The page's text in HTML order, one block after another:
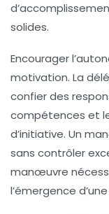
solides.
Encourager
motivation. La
confier des
compétences et
d’initiative. Un
sans contrôler
manœuvre
l’émergence